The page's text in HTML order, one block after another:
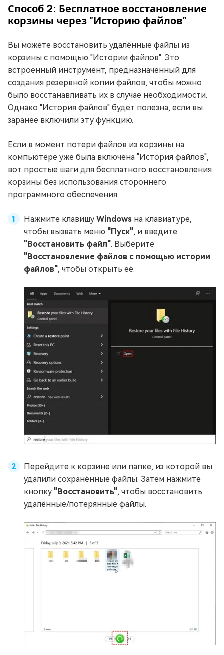
Способ 2: Бесплатное восстановление
корзины через "Историю файлов"
Вы можете восстановить удалённые файлы из
корзины с помощью "Истории файлов". Это
встроенный инструмент, предназначенный для
создания резервной копии файлов, чтобы можно
было восстанавливать их в случае необходимости.
Однако "История файлов" будет полезна, если вы
заранее включили эту функцию.
Если в момент потери файлов из корзины на
компьютере уже была включена "История файлов",
вот простые шаги для бесплатного восстановления
корзины без использования стороннего
программного обеспечения:
Нажмите клавишу Windows на клавиатуре,
чтобы вызвать меню "Пуск", и введите
"Восстановить файл". Выберите
"Восстановление файлов с помощью истории
файлов", чтобы открыть её.
Перейдите к корзине или папке, из которой вы
удалили сохранённые файлы. Затем нажмите
кнопку "Восстановить", чтобы восстановить
удалённые/потерянные файлы.